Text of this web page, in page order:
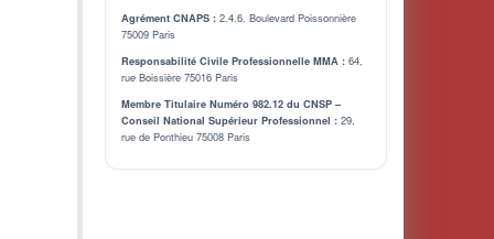
Agrément CNAPS :2.4.6. Boulevard Poissonnière
75009 Paris
Responsabilité Civile Professionnelle MMA :64,
rue Boissière 75016 Paris
Membre Titulaire Numéro 982.12 du CNSP –
Conseil National Supérieur Professionnel :29,
rue de Ponthieu 75008 Paris